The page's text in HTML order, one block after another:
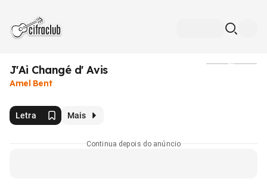
J'Ai Changé d' Avis
Amel Bent
Letra Mais
Continua depois do anúncio